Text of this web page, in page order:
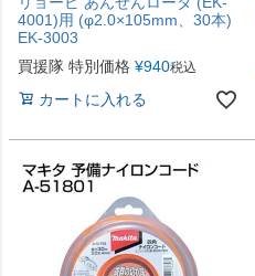
4001)用 (φ2.0×105mm、30本)
EK-3003
買援隊 特別価格 ¥940税込
カートに入れる